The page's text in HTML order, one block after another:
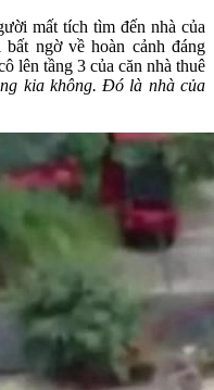
mất tích tìm đến nhà của
ngờ về hoàn cảnh đáng
lên tầng 3 của căn nhà thuê
kia không. Đó là nhà của